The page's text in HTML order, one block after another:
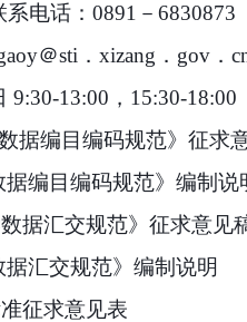
系电话： 0891－6830873
＠sti．xizang．gov．
9:30-13:00，15:30-18:00
数据编目编码规范》征求
目编码规范》 编制说
数据汇交规范》征求意见
交规范》 编制说明
征求意见表